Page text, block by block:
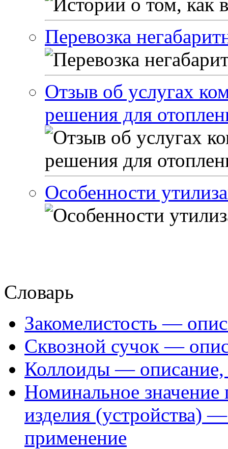
Перевозка
Отзыв об услугах
решения для
Особенности
Словарь
Закомелистость —
Сквозной сучок —
Коллоиды — описание,
Номинальное значение
изделия (устройства)
применение